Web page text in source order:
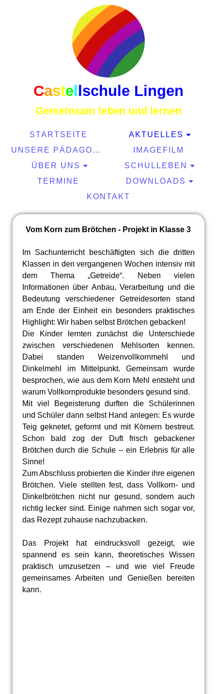
Castel schule Lingen
Gemeinsam leben und lernen
STARTSEITE
AKTUELLES
UNSERE PÄDAGOGIK
IMAGEFILM
ÜBER UNS
SCHULLEBEN
TERMINE
DOWNLOADS
KONTAKT
Vom Korn zum Brötchen - Projekt in Klasse 3
Im Sachunterricht beschäftigten sich die dritten
Klassen in den vergangenen Wochen intensiv mit
dem Thema „Getreide“. Neben vielen
Informationen über Anbau, Verarbeitung und die
Bedeutung verschiedener Getreidesorten stand
am Ende der Einheit ein besonders praktisches
Highlight: Wir haben selbst Brötchen gebacken!
Die Kinder lernten zunächst die Unterschiede
zwischen verschiedenen Mehlsorten kennen.
Dabei standen Weizenvollkornmehl und
Dinkelmehl im Mittelpunkt. Gemeinsam wurde
besprochen, wie aus dem Korn Mehl entsteht und
warum Vollkornprodukte besonders gesund sind.
Mit viel Begeisterung durften die Schülerinnen
und Schüler dann selbst Hand anlegen: Es wurde
Teig geknetet, geformt und mit Körnern bestreut.
Schon bald zog der Duft frisch gebackener
Brötchen durch die Schule – ein Erlebnis für alle
Sinne!
Zum Abschluss probierten die Kinder ihre eigenen
Brötchen. Viele stellten fest, dass Vollkorn- und
Dinkelbrötchen nicht nur gesund, sondern auch
richtig lecker sind. Einige nahmen sich sogar vor,
das Rezept zuhause nachzubacken.
Das Projekt hat eindrucksvoll gezeigt, wie
spannend es sein kann, theoretisches Wissen
praktisch umzusetzen – und wie viel Freude
gemeinsames Arbeiten und Genießen bereiten
kann.